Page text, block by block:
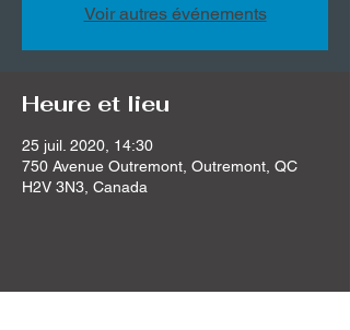
Voir autres événements
Heure et lieu
25 juil. 2020, 14:30
750 Avenue Outremont, Outremont, QC
H2V 3N3, Canada